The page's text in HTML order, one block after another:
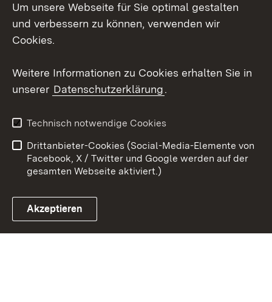
Social Wall
Youtube
Link zum Landesportal
Kontakt
Datenschutz
Barrierefreiheit
Impressum Cookies
Um unsere Webseite für Sie optimal gestalten
und verbessern zu können, verwenden wir
Cookies.
Weitere Informationen zu Cookies erhalten Sie in
unserer Datenschutzerklärung.
Technisch notwendige Cookies
Drittanbieter-Cookies (Social-Media-Elemente von
Facebook, X / Twitter und Google werden auf der
gesamten Webseite aktiviert.)
Akzeptieren